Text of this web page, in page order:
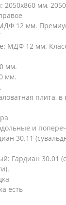
2050x860 мм,
12 мм.
МДФ 12 мм.
мм.
мм.
плита, в
и
30.11
Гардиан 30.01
есть